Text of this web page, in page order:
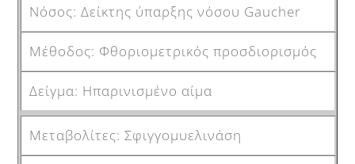
Δείκτης ύπαρξης νόσου Gaucher
Φθοριομετρικός προσδιορισμός
Ηπαρινισμένο αίμα
Σφιγγομυελινάση